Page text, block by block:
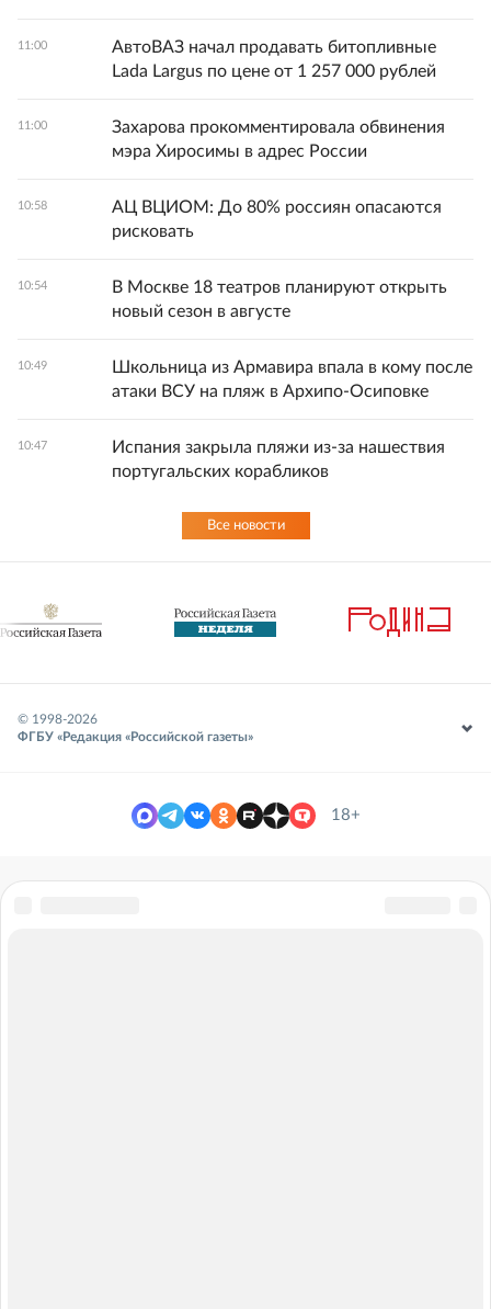
11:00
АвтоВАЗ начал продавать битопливные
Lada Largus по цене от 1 257 000 рублей
11:00
Захарова прокомментировала обвинения
мэра Хиросимы в адрес России
10:58
АЦ ВЦИОМ: До 80% россиян опасаются
рисковать
10:54
В Москве 18 театров планируют открыть
новый сезон в августе
10:49
Школьница из Армавира впала в кому после
атаки ВСУ на пляж в Архипо-Осиповке
10:47
Испания закрыла пляжи из-за нашествия
португальских корабликов
Все новости
© 1998-2026
ФГБУ «Редакция «Российской газеты»
18+